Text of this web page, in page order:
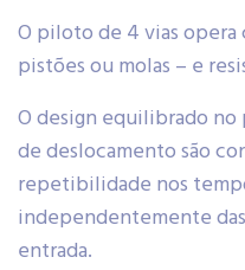
O piloto de 4 vias opera
pistões ou molas – e
O design equilibrado
de deslocamento são
repetibilidade nos
independentemente
entrada.